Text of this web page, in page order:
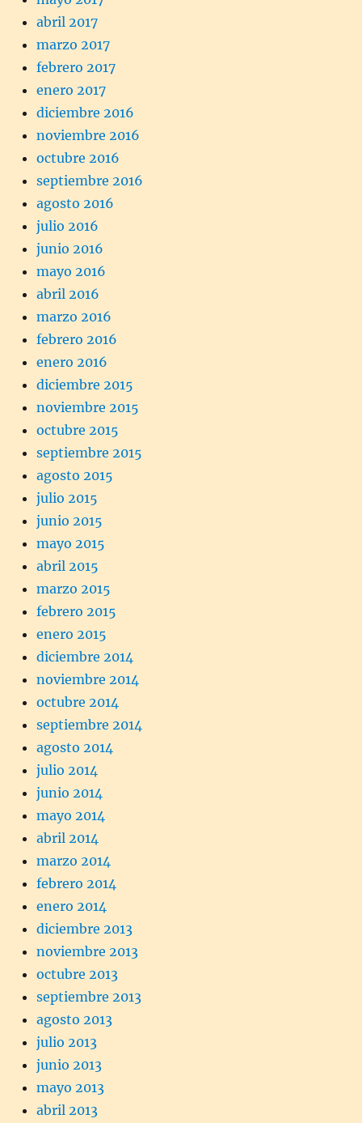
abril 2017
marzo 2017
febrero 2017
enero 2017
diciembre 2016
noviembre 2016
octubre 2016
septiembre 2016
agosto 2016
julio 2016
junio 2016
mayo 2016
abril 2016
marzo 2016
febrero 2016
enero 2016
diciembre 2015
noviembre 2015
octubre 2015
septiembre 2015
agosto 2015
julio 2015
junio 2015
mayo 2015
abril 2015
marzo 2015
febrero 2015
enero 2015
diciembre 2014
noviembre 2014
octubre 2014
septiembre 2014
agosto 2014
julio 2014
junio 2014
mayo 2014
abril 2014
marzo 2014
febrero 2014
enero 2014
diciembre 2013
noviembre 2013
octubre 2013
septiembre 2013
agosto 2013
julio 2013
junio 2013
mayo 2013
abril 2013